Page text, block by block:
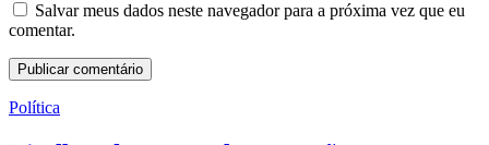
Salvar meus dados neste navegador para a próxima vez que eu
comentar.
Política